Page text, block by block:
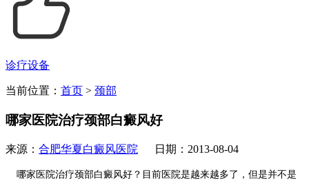
诊疗设备
当前位置： 首页 > 颈部
哪家医院治疗颈部白癜风好
来源： 合肥华夏白癜风医院 日期：2013-08-04
哪家医院治疗颈部白癜风好？目前医院是越来越多了，但是并不是